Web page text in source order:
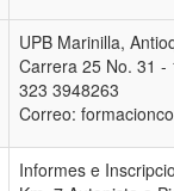
UPB Marinilla,
Carrera 25 No. 31 -
323 3948263
Correo:
Informes e